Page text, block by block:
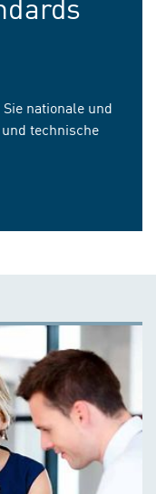
nationale und
technische